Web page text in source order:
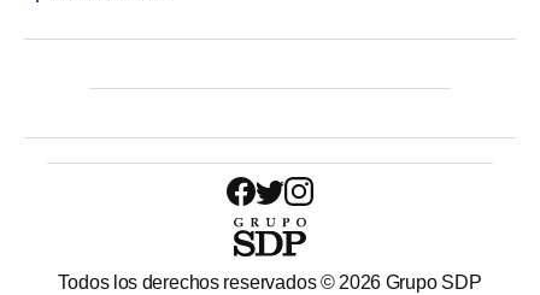
Todos los derechos reservados © 2026 Grupo SDP